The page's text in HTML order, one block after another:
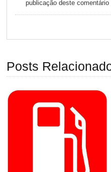
publicação deste
Posts